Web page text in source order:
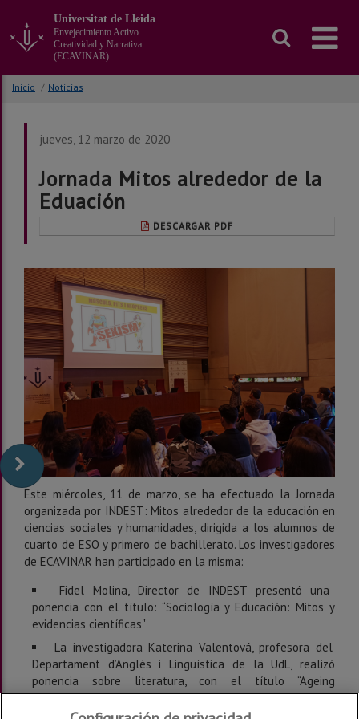
contenido
principal
de
Universitat de Lleida
Envejecimiento Activo
Creatividad y Narrativa
(ECAVINAR)
Inicio / Noticias
jueves, 12 marzo de 2020
Jornada Mitos alrededor de la
Eduación
DESCARGAR PDF
Este miércoles, 11 de marzo, se ha efectuado la Jornada
organizada por INDEST: Mitos alrededor de la educación en
ciencias sociales y humanidades, dirigida a los alumnos de
cuarto de ESO y primero de bachillerato. Los investigadores
de ECAVINAR han participado en la misma:
Fidel Molina, Director de INDEST presentó una
ponencia con el título: “Sociología y Educación: Mitos y
evidencias científicas"
La investigadora Katerina Valentová, profesora del
Departament d’Anglès i Lingüística de la UdL, realizó
ponencia sobre literatura, con el título “Ageing
superheroes, are you serious?”